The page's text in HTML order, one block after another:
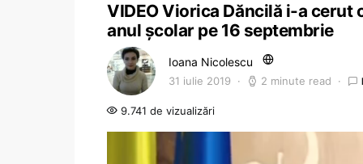
VIDEO Viorica Dăncilă i-a
anul școlar pe 16 septembrie
Ioana Nicolescu
31 iulie 2019 2 minute read
9.741 de vizualizări